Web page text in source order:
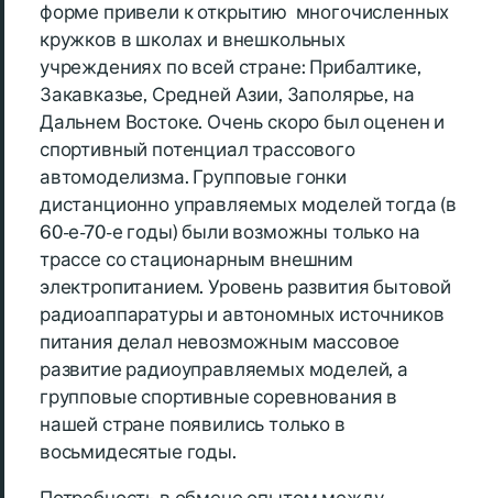
форме привели к открытию многочисленных
кружков в школах и внешкольных
учреждениях по всей стране: Прибалтике,
Закавказье, Средней Азии, Заполярье, на
Дальнем Востоке. Очень скоро был оценен и
спортивный потенциал трассового
автомоделизма. Групповые гонки
дистанционно управляемых моделей тогда (в
60-е-70-е годы) были возможны только на
трассе со стационарным внешним
электропитанием. Уровень развития бытовой
радиоаппаратуры и автономных источников
питания делал невозможным массовое
развитие радиоуправляемых моделей, а
групповые спортивные соревнования в
нашей стране появились только в
восьмидесятые годы.